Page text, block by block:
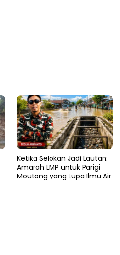
Ketika Selokan Jadi Lautan:
Amarah LMP untuk Parigi
Moutong yang Lupa Ilmu Air